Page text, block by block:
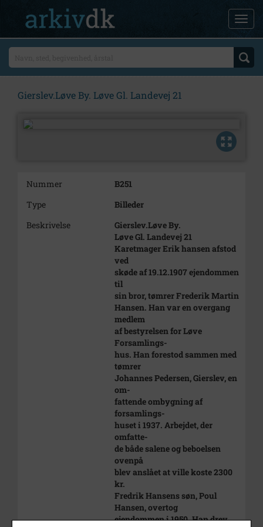
Gierslev.Løve By. Løve Gl. Landevej 21
Nummer
B251
Type
Billeder
Beskrivelse
Gierslev.Løve By.
Løve Gl. Landevej 21
Karetmager Erik hansen afstod
ved
skøde af 19.12.1907 ejendommen
til
sin bror, tømrer Frederik Martin
Hansen. Han var en overgang
medlem
af bestyrelsen for Løve
Forsamlings-
hus. Han forestod sammen med
tømrer
Johannes Pedersen, Gierslev, en
om-
fattende ombygning af
forsamlings-
huset i 1937. Arbejdet, der
omfatte-
de både salene og beboelsen
ovenpå
blev anslået at ville koste 2300
kr.
Fredrik Hansens søn, Poul
Hansen, overtog
ejendommen i 1950. Han drev